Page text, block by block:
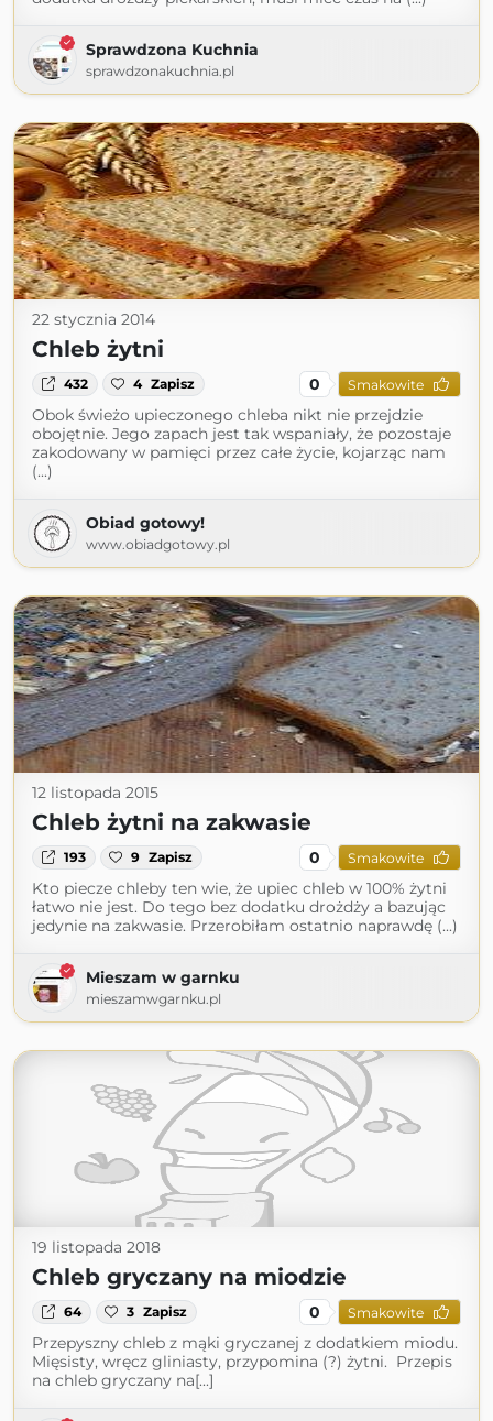
Sprawdzona Kuchnia
sprawdzonakuchnia.pl
22 stycznia 2014
Chleb żytni
432 4 Zapisz 0 Smakowite
Obok świeżo upieczonego chleba nikt nie przejdzie
obojętnie. Jego zapach jest tak wspaniały, że pozostaje
zakodowany w pamięci przez całe życie, kojarząc nam
(...)
Obiad gotowy!
www.obiadgotowy.pl
12 listopada 2015
Chleb żytni na zakwasie
193 9 Zapisz 0 Smakowite
Kto piecze chleby ten wie, że upiec chleb w 100% żytni
łatwo nie jest. Do tego bez dodatku drożdży a bazując
jedynie na zakwasie. Przerobiłam ostatnio naprawdę (...)
Mieszam w garnku
mieszamwgarnku.pl
19 listopada 2018
Chleb gryczany na miodzie
64 3 Zapisz 0 Smakowite
Przepyszny chleb z mąki gryczanej z dodatkiem miodu.
Mięsisty, wręcz gliniasty, przypomina (?) żytni. Przepis
na chleb gryczany na[...]